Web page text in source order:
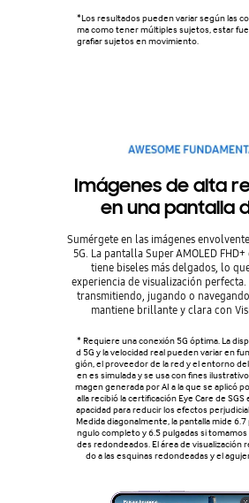
*Los resultados pueden variar según las
ma como tener múltiples sujetos, estar
grafiar sujetos en movimiento.
Imágenes de alta
en una pantalla
Sumérgete en las imágenes
5G. La pantalla Super AMOLED
tiene biseles más delgados, lo
experiencia de visualización perfecta.
transmitiendo, jugando o
mantiene brillante y clara con
* Requiere una conexión 5G óptima. La
d 5G y la velocidad real pueden variar en
gión, el proveedor de la red y el entorno
en es simulada y se usa con fines
magen generada por AI a la que se aplicó
alla recibió la certificación Eye Care de
apacidad para reducir los efectos
Medida diagonalmente, la pantalla mide
ngulo completo y 6.5 pulgadas si
des redondeados. El área de visualización
do a las esquinas redondeadas y el